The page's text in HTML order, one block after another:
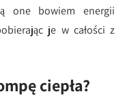
one bowiem energii
je w całości z
ciepła?